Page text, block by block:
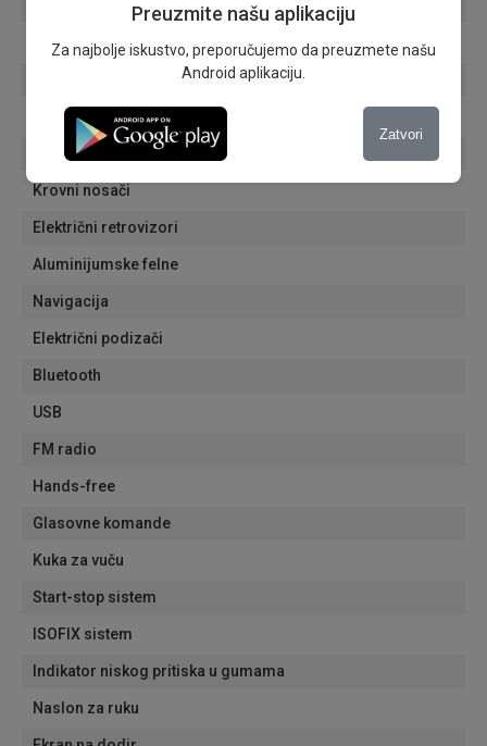
Tempomat
Svetla za maglu
Putni računar
Krovni nosači
Električni retrovizori
Aluminijumske felne
Navigacija
Električni podizači
Bluetooth
USB
FM radio
Hands-free
Glasovne komande
Kuka za vuču
Start-stop sistem
ISOFIX sistem
Indikator niskog pritiska u gumama
Naslon za ruku
Preuzmite našu aplikaciju
Za najbolje iskustvo, preporučujemo da preuzmete našu
Android aplikaciju.
Zatvori